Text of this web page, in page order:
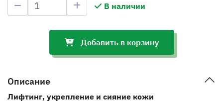
В наличии
Добавить в корзину
Описание
Лифтинг, укрепление и сияние кожи